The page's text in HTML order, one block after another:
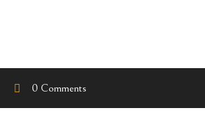
0 Comments